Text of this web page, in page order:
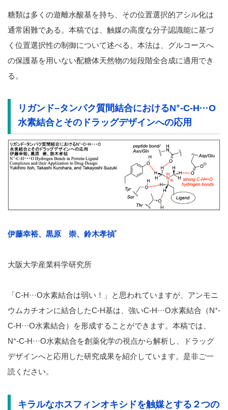
糖類は多くの遊離水酸基を持ち、その位置選択的アシル化は
通常困難である。本稿では、触媒の高度な分子認識能に基づ
く位置選択性の制御について述べる。本法は、グルコースへ
の保護基を用いない配糖体天然物の短段階全合成に適用でき
る。
リガンド–タンパク質間結合におけるN+-C-H···O
水素結合とそのドラッグデザインへの応用
伊藤幸裕、黒原 崇、鈴木孝禎*
大阪大学産業科学研究所
「C-H···O水素結合は弱い！」と思われていますが、アンモニ
ウムカチオンに結合したC-H基は、強いC-H···O水素結合（N+-
C-H···O水素結合）を形成することができます。本稿では、
N+-C-H···O水素結合を創薬化学の視点から解析し、ドラッグ
デザインへと応用した研究成果を紹介しています。是非ご一
読ください。
キラルなホスフィンオキシドを触媒とする２つの